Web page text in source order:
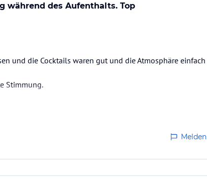
während des Aufenthalts. Top
und die Cocktails waren gut und die Atmosphäre einfach
Stimmung.
und den abwechslungsreichen Aktivitäten jeden
konnten wir uns immer…
Melden